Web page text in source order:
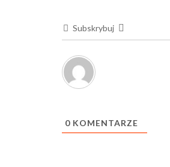
Subskrybuj
0KOMENTARZE